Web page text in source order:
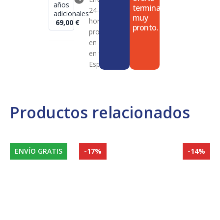
Productos relacionados
ENVÍO GRATIS -17% -14%
años
adicionales
69,00 €
24-72
horas en
productos
en stock
en toda
España
termina
muy
pronto.